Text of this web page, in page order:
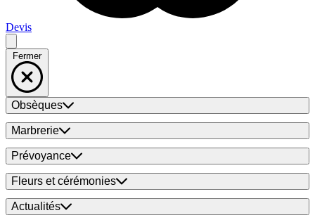
Devis
Fermer
Obsèques
Marbrerie
Prévoyance
Fleurs et cérémonies
Actualités